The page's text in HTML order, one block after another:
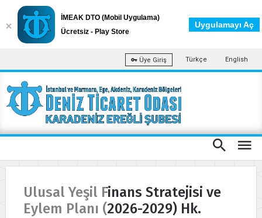
Üye Giriş Türkçe English
Ulusal Yeşil Finans Stratejisi ve
Eylem Planı (2026-2029) Hk.
İMEAK DTO (Mobil Uygulama)
Ücretsiz - Play Store
Uygulamayı Aç